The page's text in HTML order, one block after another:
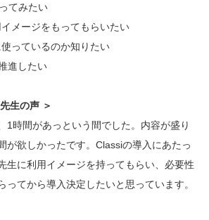
てみたい
メージをもってもらいたい
っているのか知りたい
進したい
生の声 ＞
1時間があっという間でした。内容が盛り
が欲しかったです。Classiの導入にあたっ
生に利用イメージを持ってもらい、必要性
ってから導入決定したいと思っています。